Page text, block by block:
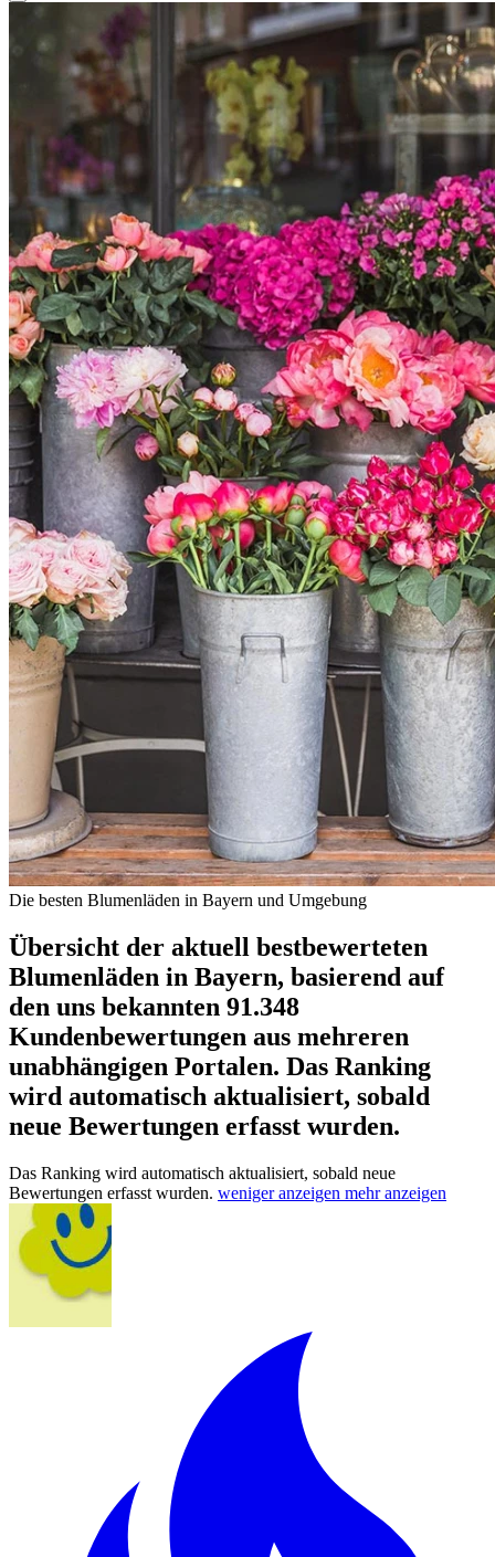
Die besten Blumenläden in Bayern und Umgebung
Übersicht der aktuell bestbewerteten
Blumenläden in Bayern, basierend auf
den uns bekannten 91.348
Kundenbewertungen aus mehreren
unabhängigen Portalen. Das Ranking
wird automatisch aktualisiert, sobald
neue Bewertungen erfasst wurden.
Das Ranking wird automatisch aktualisiert, sobald neue
Bewertungen erfasst wurden. weniger anzeigen mehr anzeigen